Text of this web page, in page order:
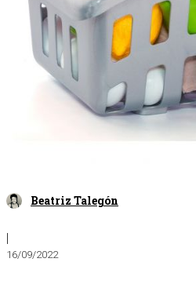
Beatriz Talegón
|
16/09/2022